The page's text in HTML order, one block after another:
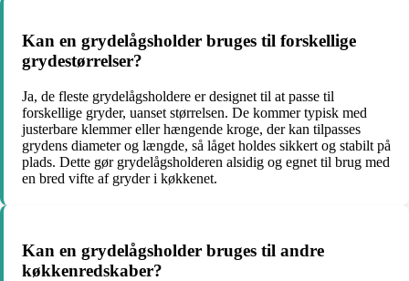
Kan en grydelågsholder bruges til forskellige
grydestørrelser?
Ja, de fleste grydelågsholdere er designet til at passe til
forskellige gryder, uanset størrelsen. De kommer typisk med
justerbare klemmer eller hængende kroge, der kan tilpasses
grydens diameter og længde, så låget holdes sikkert og stabilt på
plads. Dette gør grydelågsholderen alsidig og egnet til brug med
en bred vifte af gryder i køkkenet.
Kan en grydelågsholder bruges til andre
køkkenredskaber?